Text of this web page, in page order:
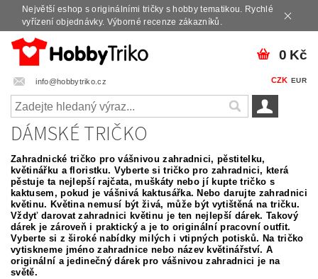
Největší eshop s originálními tričky s hobby tematikou. Rychlé
vyřízení objednávky. Výborné recenze zákazníků.
info@hobbytriko.cz CZK EUR
0 Kč
DÁMSKÉ TRIČKO
Zahradnické tričko pro vášnivou zahradnici, pěstitelku,
květinářku a floristku. Vyberte si tričko pro zahradnici, která
pěstuje ta nejlepší rajčata, muškáty nebo jí kupte tričko s
kaktusem, pokud je vášnivá kaktusářka. Nebo darujte zahradnici
květinu. Květina nemusí být živá, může být vytištěná na tričku.
Vždyť darovat zahradnici květinu je ten nejlepší dárek. Takový
dárek je zároveň i praktický a je to originální pracovní outfit.
Vyberte si z širokénabídky milých i vtipných potisků. Na tričko
vytiskneme jméno zahradnice nebo název květinářství. A
originální a jedinečný dárek pro vášnivou zahradnici je na
světě.